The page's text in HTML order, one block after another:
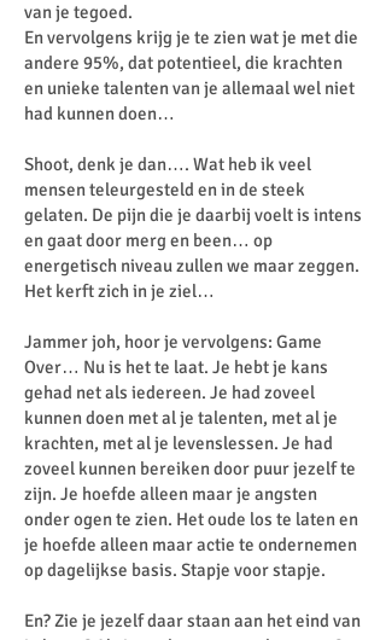
van je tegoed.
En vervolgens krijg je te zien wat je met die
andere 95%, dat potentieel, die krachten
en unieke talenten van je allemaal wel niet
had kunnen doen…
Shoot, denk je dan…. Wat heb ik veel
mensen teleurgesteld en in de steek
gelaten. De pijn die je daarbij voelt is intens
en gaat door merg en been… op
energetisch niveau zullen we maar zeggen.
Het kerft zich in je ziel…
Jammer joh, hoor je vervolgens: Game
Over… Nu is het te laat. Je hebt je kans
gehad net als iedereen. Je had zoveel
kunnen doen met al je talenten, met al je
krachten, met al je levenslessen. Je had
zoveel kunnen bereiken door puur jezelf te
zijn. Je hoefde alleen maar je angsten
onder ogen te zien. Het oude los te laten en
je hoefde alleen maar actie te ondernemen
op dagelijkse basis. Stapje voor stapje.
En? Zie je jezelf daar staan aan het eind van